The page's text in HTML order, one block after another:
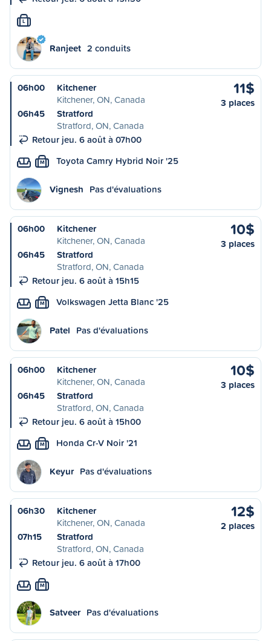
L
Ranjeet 2 conduits
06h00
Kitchener
Kitchener, ON, Canada
06h45
Stratford
Stratford, ON, Canada
Retour jeu. 6 août à 07h00
11$
3 places
M Toyota Camry Hybrid Noir '25
Vignesh Pas d'évaluations
06h00
Kitchener
Kitchener, ON, Canada
06h45
Stratford
Stratford, ON, Canada
Retour jeu. 6 août à 15h15
10$
3 places
M Volkswagen Jetta Blanc '25
Patel Pas d'évaluations
06h00
Kitchener
Kitchener, ON, Canada
06h45
Stratford
Stratford, ON, Canada
Retour jeu. 6 août à 15h00
10$
3 places
M Honda Cr-V Noir '21
Keyur Pas d'évaluations
06h30
Kitchener
Kitchener, ON, Canada
07h15
Stratford
Stratford, ON, Canada
Retour jeu. 6 août à 17h00
12$
2 places
M
Satveer Pas d'évaluations